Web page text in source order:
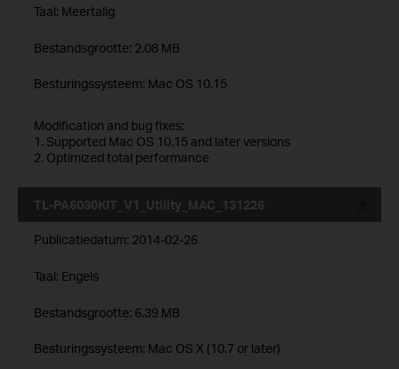
Taal: Meertalig
Bestandsgrootte: 2.08 MB
Besturingssysteem: Mac OS 10.15
Modification and bug fixes:
1. Supported Mac OS 10.15 and later versions
2. Optimized total performance
TL-PA6030KIT_V1_Utility_MAC_131226
Publicatiedatum: 2014-02-26
Taal: Engels
Bestandsgrootte: 6.39 MB
Besturingssysteem: Mac OS X (10.7 or later)